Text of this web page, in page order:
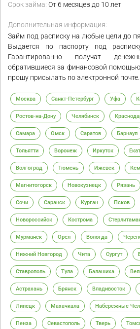
Срок займа: От 6 месяцев до 10 лет
Дополнительная информация:
Займ под расписку на любые цели до
Выдается по паспорту под
Гарантированно получат
обратившиеся за финансовой
прошу присылать по электронной почте.
Москва Санкт-Петербург Уфа
Ростов-на-Дону Челябинск
Самара Омск Саратов Барнаул
Тольятти Воронеж Иркутск
Волгоград Тюмень Ижевск
Магнитогорск Новокузнецк Рязань
Сочи Саранск Курган Псков
Новороссийск Кострома
Мурманск Орел Вологда
Нижний Новгород Чита Сургут
Ставрополь Тула Балашиха
Астрахань Брянск Владивосток
Липецк Махачкала Набережные
Пенза Севастополь Тверь